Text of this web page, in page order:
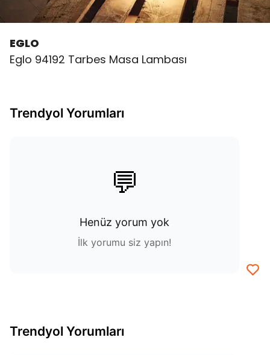
EGLO
Eglo 94192 Tarbes Masa Lambası
Trendyol Yorumları
💬
Henüz yorum yok
İlk yorumu siz yapın!
Trendyol Yorumları